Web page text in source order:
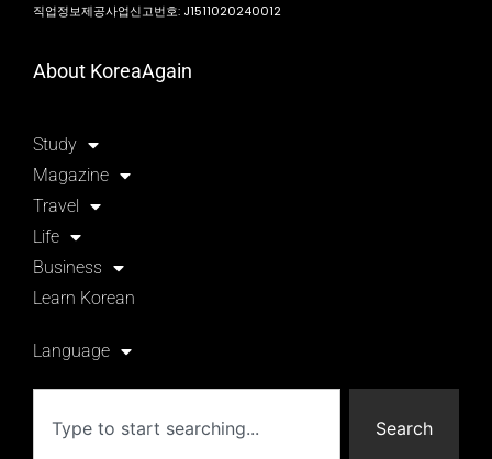
직업정보제공사업신고번호: J1511020240012
About KoreaAgain
Study
Magazine
Travel
Life
Business
Learn Korean
Language
Search